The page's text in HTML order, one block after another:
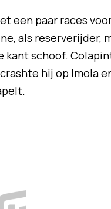
een paar races
als reserverijder,
kant schoof.
hij op Imola